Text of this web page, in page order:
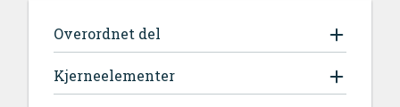
Overordnet del
Kjerneelementer